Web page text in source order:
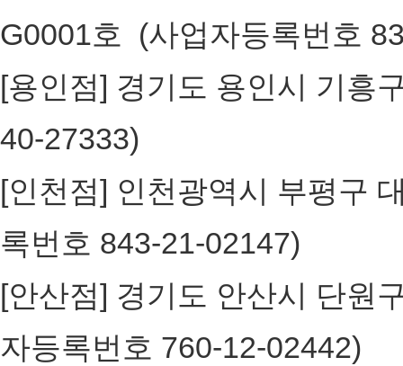
G0001호 (사업자등록번호
[용인점] 경기도 용인시 기흥
40-27333)
[인천점] 인천광역시 부평구
록번호 843-21-02147)
[안산점] 경기도 안산시 단원
자등록번호 760-12-02442)